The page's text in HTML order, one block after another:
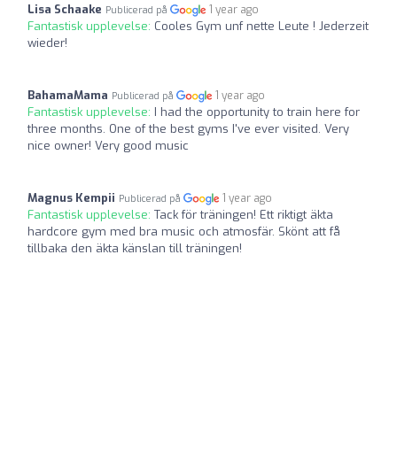
Lisa Schaake Publicerad på 1 year ago
Fantastisk upplevelse: Cooles Gym unf nette Leute ! Jederzeit
wieder!
BahamaMama Publicerad på 1 year ago
Fantastisk upplevelse: I had the opportunity to train here for
three months. One of the best gyms I've ever visited. Very
nice owner! Very good music
Magnus Kempii Publicerad på 1 year ago
Fantastisk upplevelse: Tack för träningen! Ett riktigt äkta
hardcore gym med bra music och atmosfär. Skönt att få
tillbaka den äkta känslan till träningen!